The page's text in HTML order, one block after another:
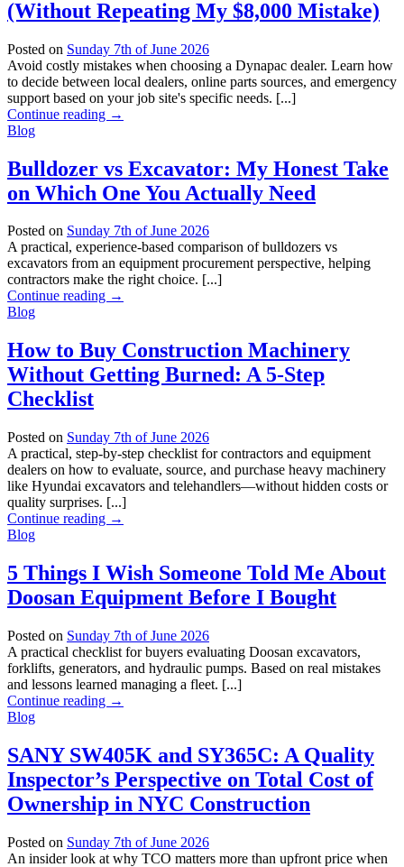
(Without Repeating My $8,000 Mistake)
Posted on Sunday 7th of June 2026
Avoid costly mistakes when choosing a Dynapac dealer. Learn how
to decide between local dealers, online parts sources, and emergency
support based on your job site's specific needs. [...]
Continue reading →
Blog
Bulldozer vs Excavator: My Honest Take
on Which One You Actually Need
Posted on Sunday 7th of June 2026
A practical, experience-based comparison of bulldozers vs
excavators from an equipment procurement perspective, helping
contractors make the right choice. [...]
Continue reading →
Blog
How to Buy Construction Machinery
Without Getting Burned: A 5-Step
Checklist
Posted on Sunday 7th of June 2026
A practical, step-by-step checklist for contractors and equipment
dealers on how to evaluate, source, and purchase heavy machinery
like Hyundai excavators and telehandlers—without hidden costs or
quality surprises. [...]
Continue reading →
Blog
5 Things I Wish Someone Told Me About
Doosan Equipment Before I Bought
Posted on Sunday 7th of June 2026
A practical checklist for buyers evaluating Doosan excavators,
forklifts, generators, and hydraulic pumps. Based on real mistakes
and lessons learned managing a fleet. [...]
Continue reading →
Blog
SANY SW405K and SY365C: A Quality
Inspector’s Perspective on Total Cost of
Ownership in NYC Construction
Posted on Sunday 7th of June 2026
An insider look at why TCO matters more than upfront price when